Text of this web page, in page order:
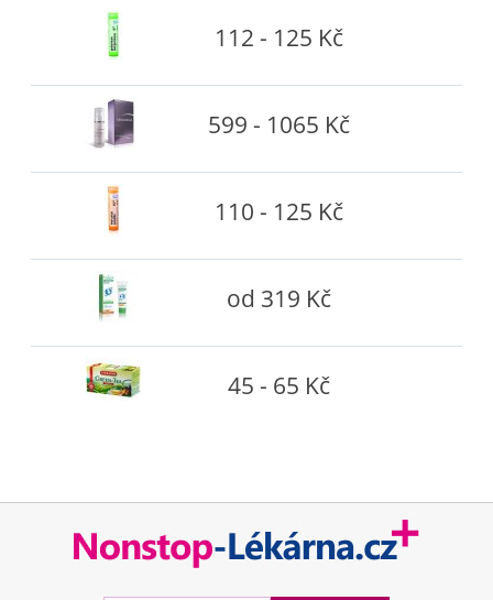
112 - 125 Kč
599 - 1065 Kč
110 - 125 Kč
od 319 Kč
45 - 65 Kč